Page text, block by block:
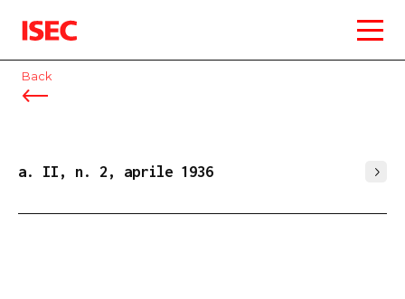
ISEC
Back
a. II, n. 2, aprile 1936